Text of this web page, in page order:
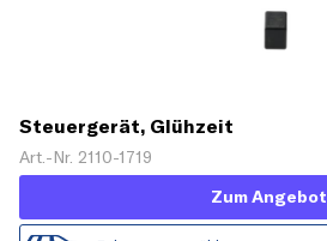
Steuergerät, Glühzeit
Art.-Nr. 2110-1719
Zum Angebot